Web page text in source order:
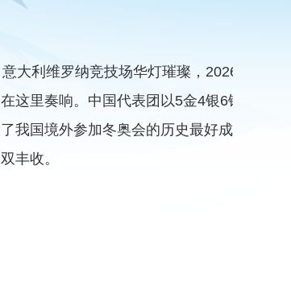
，2026年米兰-科尔蒂纳冬奥
4银6铜的战果结束米兰征
最好成绩，取得了运动成绩和